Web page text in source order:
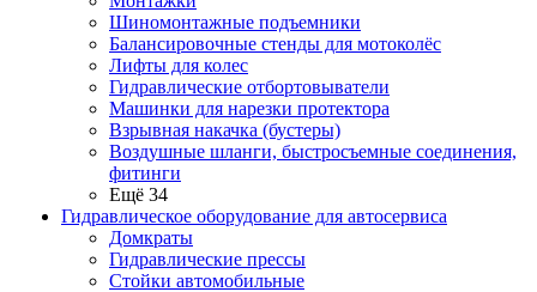
Шиномонтажные подъемники
Балансировочные стенды для мотоколёс
Лифты для колес
Гидравлические отбортовыватели
Машинки для нарезки протектора
Взрывная накачка (бустеры)
Воздушные шланги, быстросъемные соединения,
фитинги
Ещё 34
Гидравлическое оборудование для автосервиса
Домкраты
Гидравлические прессы
Стойки автомобильные